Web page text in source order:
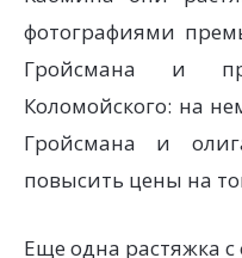
фотографиями
Гройсмана и
Коломойского: на
Гройсмана и
повысить цены на
Еще одна растяжка